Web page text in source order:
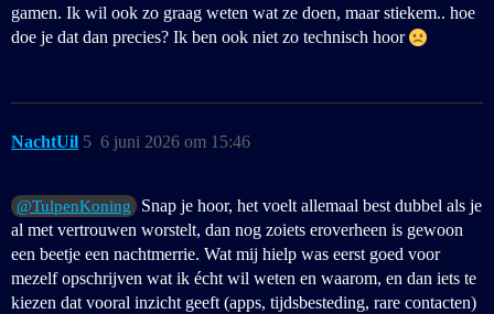
gamen. Ik wil ook zo graag weten wat ze doen, maar stiekem.. hoe
doe je dat dan precies? Ik ben ook niet zo technisch hoor
NachtUil 6 juni 2026 om 15:46
5
@TulpenKoning
Snap je hoor, het voelt allemaal best dubbel als je
al met vertrouwen worstelt, dan nog zoiets eroverheen is gewoon
een beetje een nachtmerrie. Wat mij hielp was eerst goed voor
mezelf opschrijven wat ik écht wil weten en waarom, en dan iets te
kiezen dat vooral inzicht geeft (apps, tijdsbesteding, rare contacten)